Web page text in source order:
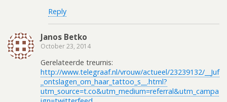
Reply
Janos Betko
October 23, 2014
Gerelateerde treurnis:
http://www.telegraaf.nl/vrouw/actueel/23239132/__Juf
_ontslagen_om_haar_tattoo_s__.html?
utm_source=t.co&utm_medium=referral&utm_campa